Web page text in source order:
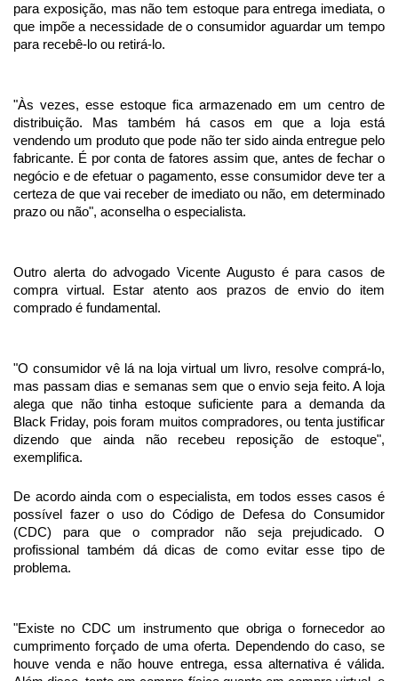
para exposição, mas não tem estoque para entrega imediata, o
que impõe a necessidade de o consumidor aguardar um tempo
para recebê-lo ou retirá-lo.
"Às vezes, esse estoque fica armazenado em um centro de
distribuição. Mas também há casos em que a loja está
vendendo um produto que pode não ter sido ainda entregue pelo
fabricante. É por conta de fatores assim que, antes de fechar o
negócio e de efetuar o pagamento, esse consumidor deve ter a
certeza de que vai receber de imediato ou não, em determinado
prazo ou não", aconselha o especialista.
Outro alerta do advogado Vicente Augusto é para casos de
compra virtual. Estar atento aos prazos de envio do item
comprado é fundamental.
"O consumidor vê lá na loja virtual um livro, resolve comprá-lo,
mas passam dias e semanas sem que o envio seja feito. A loja
alega que não tinha estoque suficiente para a demanda da
Black Friday, pois foram muitos compradores, ou tenta justificar
dizendo que ainda não recebeu reposição de estoque",
exemplifica.
De acordo ainda com o especialista, em todos esses casos é
possível fazer o uso do Código de Defesa do Consumidor
(CDC) para que o comprador não seja prejudicado. O
profissional também dá dicas de como evitar esse tipo de
problema.
"Existe no CDC um instrumento que obriga o fornecedor ao
cumprimento forçado de uma oferta. Dependendo do caso, se
houve venda e não houve entrega, essa alternativa é válida.